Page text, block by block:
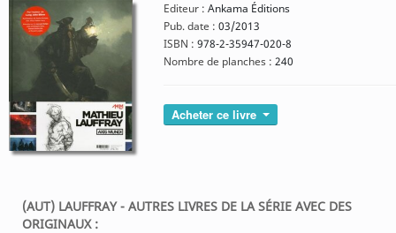
Editeur : Ankama Éditions
Pub. date : 03/2013
ISBN : 978-2-35947-020-8
Nombre de planches : 240
Acheter ce livre
(AUT) LAUFFRAY - AUTRES LIVRES DE LA SÉRIE AVEC DES
ORIGINAUX :